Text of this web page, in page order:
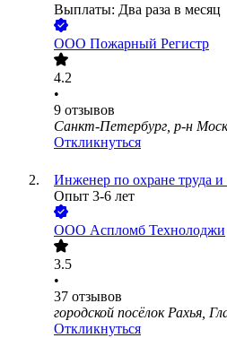
Выплаты: Два раза в месяц
ООО Пожарный Регистр
4.2
•
9 отзывов
Санкт-Петербург, р-н
Откликнуться
Инженер по охране труда и
Опыт 3-6 лет
ООО Аспломб Технолоджи
3.5
•
37 отзывов
городской посёлок Рахья,
Откликнуться